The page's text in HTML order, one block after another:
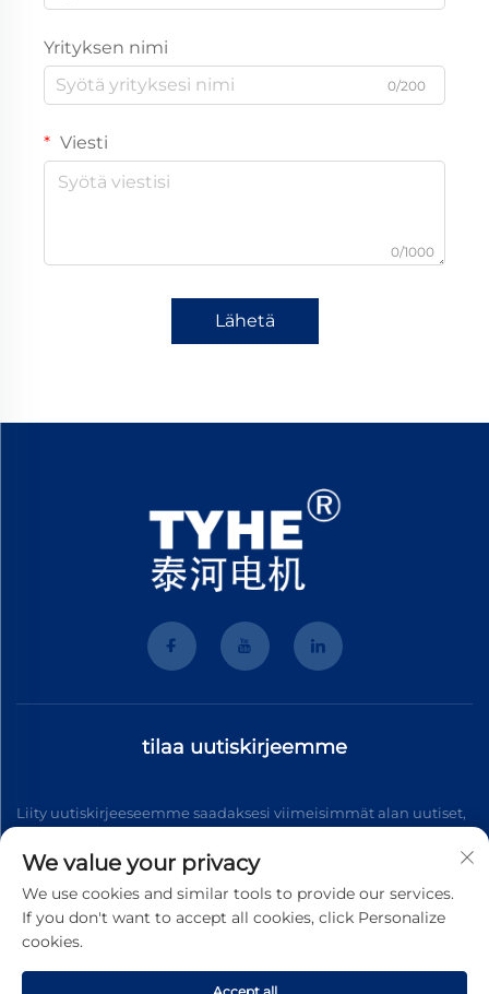
Yrityksen nimi
0/200
Viesti
0/1000
Lähetä
tilaa uutiskirjeemme
Liity uutiskirjeeseemme saadaksesi viimeisimmät alan uutiset,
Tilaa
We value your privacy
We use cookies and similar tools to provide our services.
If you don't want to accept all cookies, click Personalize
cookies.